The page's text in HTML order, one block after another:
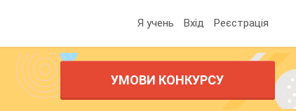
Я учень Вхід Реєстрація
УМОВИ КОНКУРСУ